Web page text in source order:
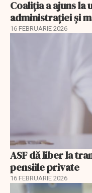
Coaliția a ajuns
administrației și
16 FEBRUARIE 2026
ASF dă liber la
pensiile private
16 FEBRUARIE 2026